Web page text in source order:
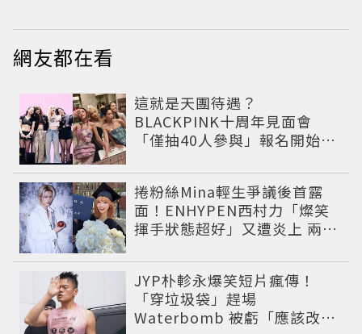
網友都在看
這就是天團待遇？
BLACKPINK十周年見面會
「僅抽40人參與」報名開始到
捲粉絲Mina輕生爭議後首露
面！ENHYPEN西村力「燦笑
揮手狀態超好」又遭炎上 兩派
JYP朴軫永爆笑短片瘋傳！
「穿垃圾袋」趕場
Waterbomb 被虧「應該改名